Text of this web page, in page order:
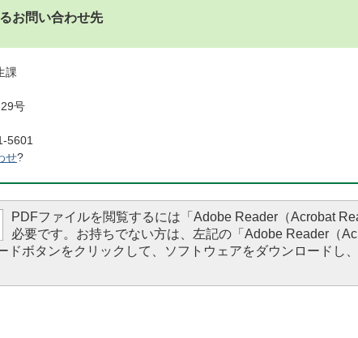
お問い合わせ先
課
号
5601
せ?
PDFファイルを閲覧するには「Adobe Reader（Acrobat
必要です。お持ちでない方は、左記の「Adobe Reader（
ドボタンをクリックして、ソフトウェアをダウンロードし